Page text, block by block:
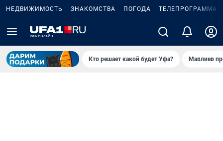
НЕДВИЖИМОСТЬ ЗНАКОМСТВА ПОГОДА ТЕЛЕПРОГРАММА
Кто решает какой будет Уфа? Мавлиев